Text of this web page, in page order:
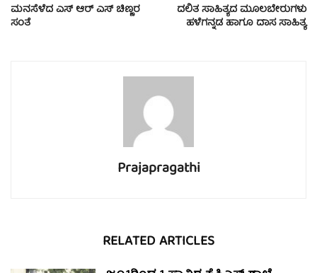
ಮನಸೆಳೆದ ಎಸ್‍ ಆರ್ ಎಸ್ ಚಿಣ್ಣರ
ಸಂತೆ
ದಲಿತ ಸಾಹಿತ್ಯದ ಮೂಲಬೇರುಗಳು
ಹಳೆಗನ್ನಡ ಹಾಗೂ ದಾಸ ಸಾಹಿತ್ಯ
Prajapragathi
RELATED ARTICLES